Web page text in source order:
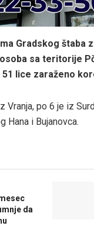
Gradskog štaba
sa teritorije
lice zaraženo
Vranja, po 6 je iz
Hana i Bujanovca.
da